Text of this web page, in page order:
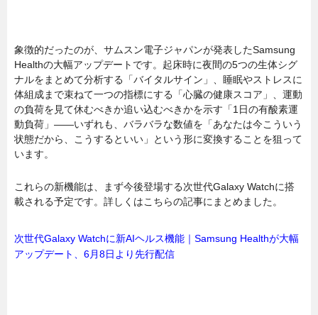
象徴的だったのが、サムスン電子ジャパンが発表したSamsung
Healthの大幅アップデートです。起床時に夜間の5つの生体シグ
ナルをまとめて分析する「バイタルサイン」、睡眠やストレスに
体組成まで束ねて一つの指標にする「心臓の健康スコア」、運動
の負荷を見て休むべきか追い込むべきかを示す「1日の有酸素運
動負荷」――いずれも、バラバラな数値を「あなたは今こういう
状態だから、こうするといい」という形に変換することを狙って
います。
これらの新機能は、まず今後登場する次世代Galaxy Watchに搭
載される予定です。詳しくはこちらの記事にまとめました。
次世代Galaxy Watchに新AIヘルス機能｜Samsung Healthが大幅
アップデート、6月8日より先行配信